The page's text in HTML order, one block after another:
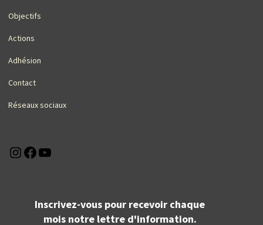
Objectifs
Actions
Adhésion
Contact
Réseaux sociaux
Instagram
Facebook
Inscrivez-vous pour recevoir chaque
mois notre lettre d'information.